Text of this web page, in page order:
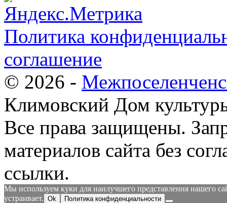
Политика
соглашение
© 2026 -
Климовский Дом
Все права защищены.
материалов сайта без
ссылки.
Мы используем куки для наилучшего представления нашего
устраивает. Ok Политика конфиденциальности